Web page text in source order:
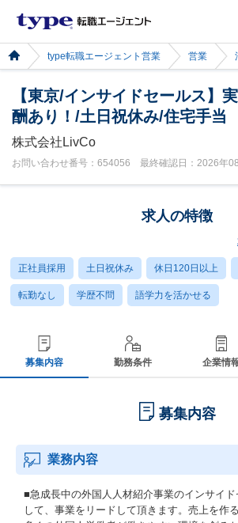
type転職エージェント営業 営業
【東京/インサイドセールス】
酬あり！/土日祝休み/住宅手当
株式会社LivCo
お問い合わせ番号：654056 最終確認日：2026年
求人の特徴
正社員採用 土日祝休み 休日120日以上
転勤なし 学歴不問 語学力を活かせる
募集内容 勤務条件 企業情
募集内容
業務内容
■急成長中の外国人人材紹介事業のインサイド
して、事業をリードして頂きます。売上を作